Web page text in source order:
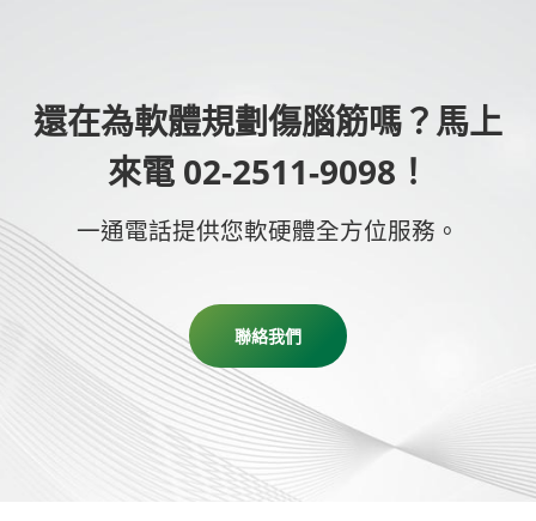
還在為軟體規劃傷腦筋嗎？馬上
來電 02-2511-9098！
一通電話提供您軟硬體全方位服務。
聯絡我們